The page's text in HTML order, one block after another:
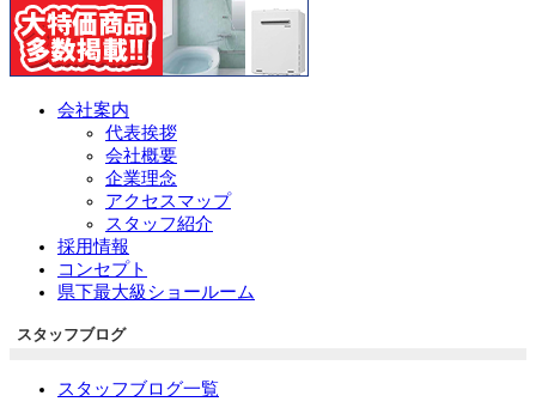
会社案内
代表挨拶
会社概要
企業理念
アクセスマップ
スタッフ紹介
採用情報
コンセプト
県下最大級ショールーム
スタッフブログ
スタッフブログ一覧